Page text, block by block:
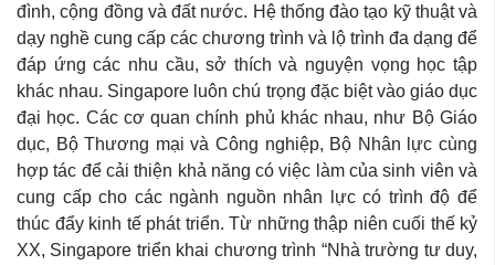
đình, cộng đồng và đất nước. Hệ thống đào tạo kỹ thuật và
dạy nghề cung cấp các chương trình và lộ trình đa dạng để
đáp ứng các nhu cầu, sở thích và nguyện vọng học tập
khác nhau. Singapore luôn chú trọng đặc biệt vào giáo dục
đại học. Các cơ quan chính phủ khác nhau, như Bộ Giáo
dục, Bộ Thương mại và Công nghiệp, Bộ Nhân lực cùng
hợp tác để cải thiện khả năng có việc làm của sinh viên và
cung cấp cho các ngành nguồn nhân lực có trình độ để
thúc đẩy kinh tế phát triển. Từ những thập niên cuối thế kỷ
XX, Singapore triển khai chương trình “Nhà trường tư duy,